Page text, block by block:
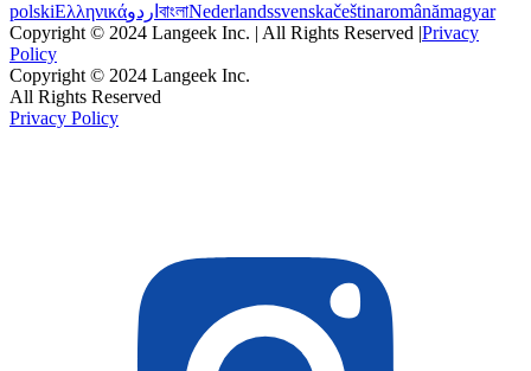
polskiΕλληνικάاردو বাংলাNederlandssvenskačeštinaromânămagyar
Copyright © 2024 Langeek Inc. | All Rights Reserved |Privacy
Policy
Copyright © 2024 Langeek Inc.
All Rights Reserved
Privacy Policy